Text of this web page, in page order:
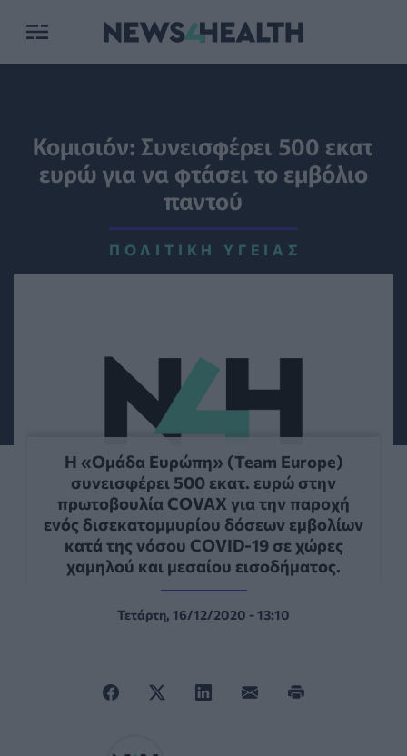
Κομισιόν: Συνεισφέρει 500 εκατ
ευρώ για να φτάσει το εμβόλιο
παντού
ΠΟΛΙΤΙΚΉ ΥΓΕΊΑΣ
Η «Ομάδα Ευρώπη» (Team Europe)
συνεισφέρει 500 εκατ. ευρώ στην
πρωτοβουλία COVAX για την παροχή
ενός δισεκατομμυρίου δόσεων εμβολίων
κατά της νόσου COVID-19 σε χώρες
χαμηλού και μεσαίου εισοδήματος.
Τετάρτη, 16/12/2020 - 13:10